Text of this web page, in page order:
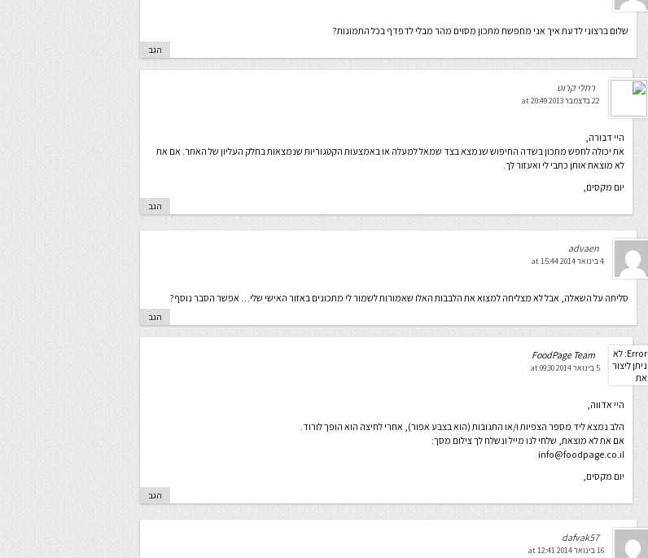
שלום ברצוני לדעת איך אני מחפשת מתכון מסוים מהר מבלי לדפדף בכל התמונות?
הגב
רחלי קרוט
22 בדצמבר 2013 at 20:49
היי דבורה,
את יכולה לחפש מתכון בשדה החיפוש שנמצא בצד שמאל למעלה או באמצעות הקטגוריות שנמצאות בחלק העליון של האתר. אם את
לא מוצאת אותן כתבי לי ואעזור לך.
יום מקסים,
הגב
advaen
4 בינואר 2014 at 15:44
סליחה על השאלה, אבל לא מצליחה למצוא את הלבבות האלו שאמורות לשמור לי מתכונים באזור האישי שלי… אפשר הסבר נוסף?
הגב
Error: לא
ניתן ליצור
את
התיקייה
wp-
יש לבדוק
שתיקיית
האב שלה
לכתיבה.
FoodPage Team
5 בינואר 2014 at 09:30
היי אדווה,
הלב נמצא ליד מספר הצפיות ו/או התגובות (הוא בצבע אפור), אחרי לחיצה הוא הופך לורוד.
אם את לא מוצאת, שלחי לנו מייל ונשלח לך צילום מסך:
info@foodpage.co.il
יום מקסים,
הגב
dafvak57
16 בינואר 2014 at 12:41